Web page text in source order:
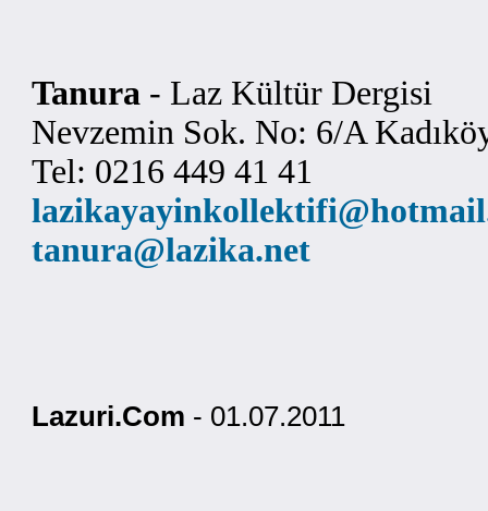
Tanura - Laz Kültür Dergisi
Nevzemin Sok. No: 6/A
Tel: 0216 449 41 41
tanura@lazika.net
Lazuri.Com - 01.07.2011